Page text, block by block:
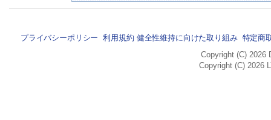
プライバシーポリシー 利用規約 健全性維持に向けた取り組み 特定商
Copyright (C) 2026
Copyright (C) 2026